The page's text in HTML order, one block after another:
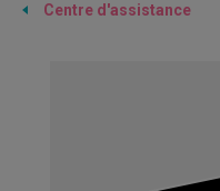
Centre d'assistance